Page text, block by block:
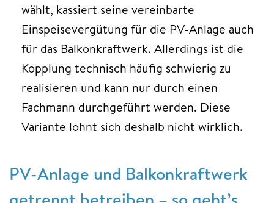
wählt, kassiert seine vereinbarte
Einspeisevergütung für die PV-Anlage auch
für das Balkonkraftwerk. Allerdings ist die
Kopplung technisch häufig schwierig zu
realisieren und kann nur durch einen
Fachmann durchgeführt werden. Diese
Variante lohnt sich deshalb nicht wirklich.
PV-Anlage und Balkonkraftwerk